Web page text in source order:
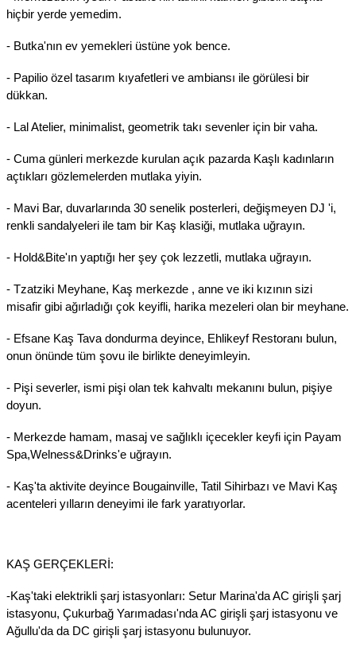
hiçbir yerde yemedim.
- Butka'nın ev yemekleri üstüne yok bence.
- Papilio özel tasarım kıyafetleri ve ambiansı ile görülesi bir
dükkan.
- Lal Atelier, minimalist, geometrik takı sevenler için bir vaha.
- Cuma günleri merkezde kurulan açık pazarda Kaşlı kadınların
açtıkları gözlemelerden mutlaka yiyin.
- Mavi Bar, duvarlarında 30 senelik posterleri, değişmeyen DJ 'i,
renkli sandalyeleri ile tam bir Kaş klasiği, mutlaka uğrayın.
- Hold&Bite'ın yaptığı her şey çok lezzetli, mutlaka uğrayın.
- Tzatziki Meyhane, Kaş merkezde , anne ve iki kızının sizi
misafir gibi ağırladığı çok keyifli, harika mezeleri olan bir meyhane.
- Efsane Kaş Tava dondurma deyince, Ehlikeyf Restoranı bulun,
onun önünde tüm şovu ile birlikte deneyimleyin.
- Pişi severler, ismi pişi olan tek kahvaltı mekanını bulun, pişiye
doyun.
- Merkezde hamam, masaj ve sağlıklı içecekler keyfi için Payam
Spa,Welness&Drinks'e uğrayın.
- Kaş'ta aktivite deyince Bougainville, Tatil Sihirbazı ve Mavi Kaş
acenteleri yılların deneyimi ile fark yaratıyorlar.
KAŞ GERÇEKLERİ:
-Kaş'taki elektrikli şarj istasyonları: Setur Marina'da AC girişli şarj
istasyonu, Çukurbağ Yarımadası'nda AC girişli şarj istasyonu ve
Ağullu'da da DC girişli şarj istasyonu bulunuyor.